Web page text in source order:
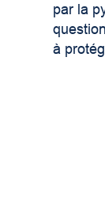
par la
à